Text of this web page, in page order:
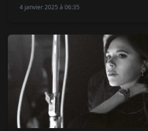
à des marques historiques, sa seule
4 janvier 2025 à 06:35